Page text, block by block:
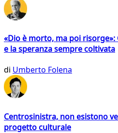
«Dio è morto, ma poi risorge»:
e la speranza sempre coltivata
di Umberto Folena
Centrosinistra, non esistono
progetto culturale